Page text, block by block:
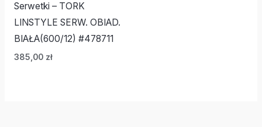
Serwetki – TORK
LINSTYLE SERW. OBIAD.
BIAŁA(600/12) #478711
385,00 zł